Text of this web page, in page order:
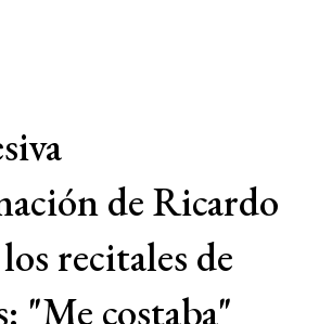
de Ricardo
recitales de
"Me costaba"